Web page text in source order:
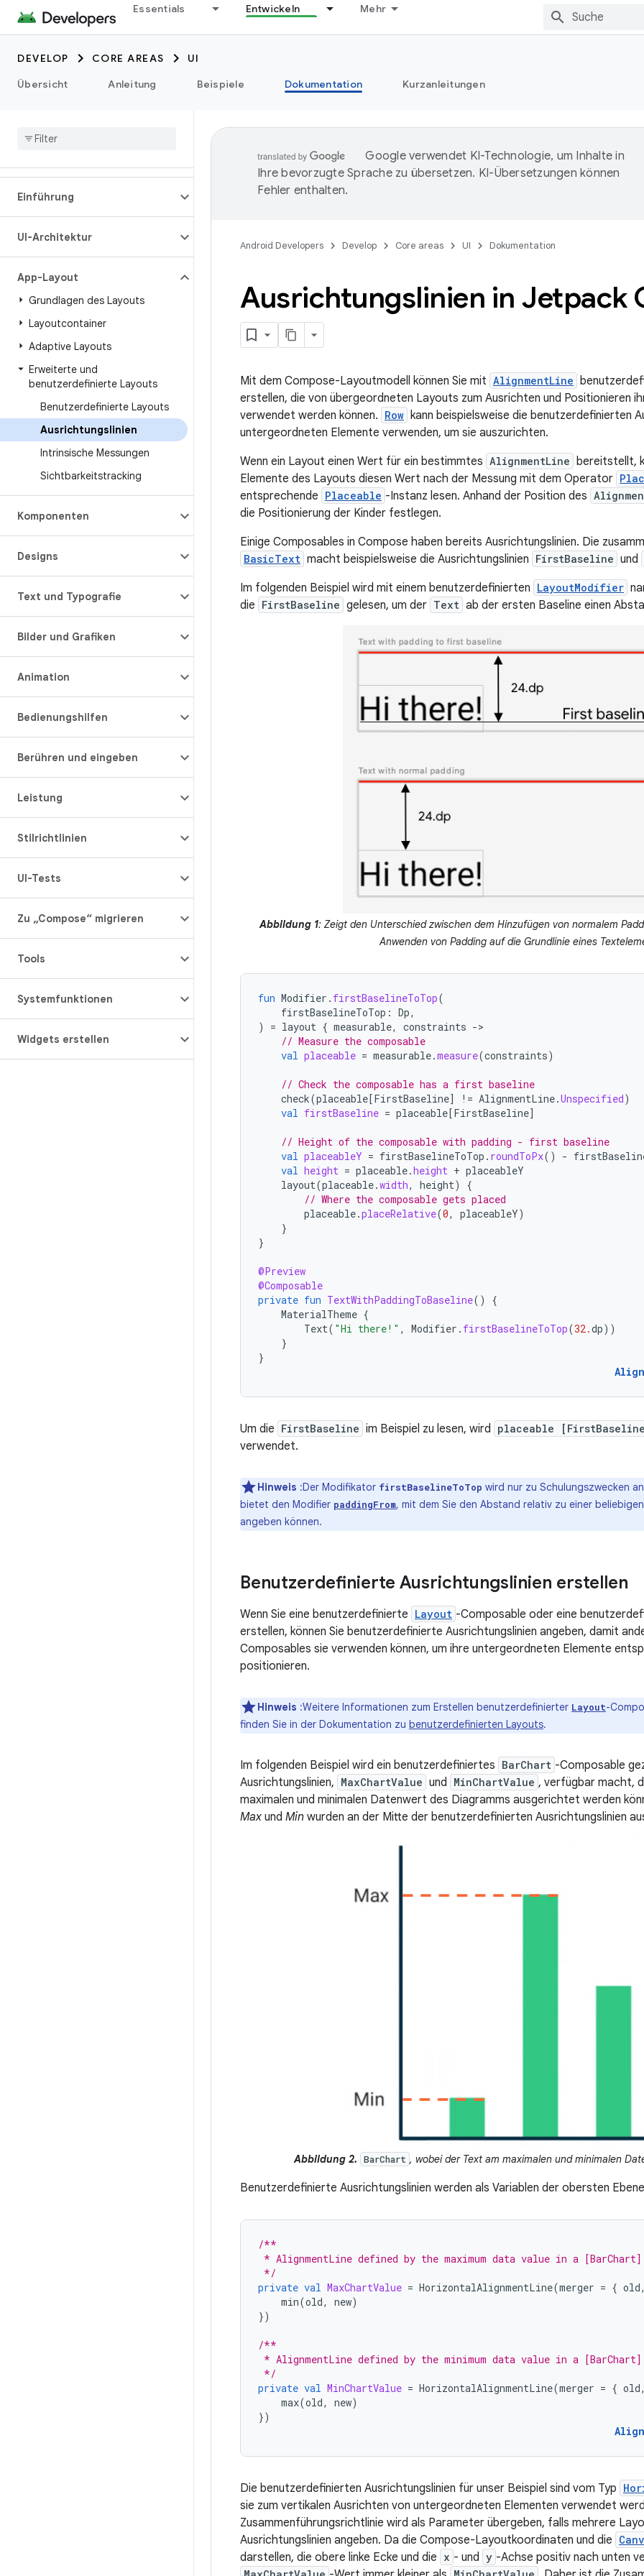
Essentials Entwickeln Mehr
DEVELOP CORE AREAS
UI
Übersicht
Anleitung Beispiele Dokumentation Kurzanleitungen
Einführung
UI-Architektur
App-Layout
Grundlagen des Layouts
Layoutcontainer
Adaptive Layouts
Erweiterte und
benutzerdefinierte Layouts
Benutzerdefinierte Layouts
Ausrichtungslinien
Intrinsische Messungen
Sichtbarkeitstracking
Komponenten
Designs
Text und Typografie
Bilder und Grafiken
Animation
Bedienungshilfen
Berühren und eingeben
Leistung
Stilrichtlinien
UI-Tests
Zu „Compose“ migrieren
Tools
Systemfunktionen
Widgets erstellen
Google verwendet KI-Technologie, um Inhalte in
Ihre bevorzugte Sprache zu übersetzen. KI-Übersetzungen können
Fehler enthalten.
Android Developers Develop Core areas UI Dokumentation
Ausrichtungslinien in Jetpack
Mit dem Compose-Layoutmodell können Sie mit AlignmentLine
erstellen, die von übergeordneten Layouts zum Ausrichten und Positionieren
verwendet werden können. Row kann beispielsweise die benutzerdefinierten
untergeordneten Elemente verwenden, um sie auszurichten.
Wenn ein Layout einen Wert für ein bestimmtes AlignmentLine bereitstellt,
Elemente des Layouts diesen Wert nach der Messung mit dem Operator
entsprechende Placeable -Instanz lesen. Anhand der Position des
die Positionierung der Kinder festlegen.
Einige Composables in Compose haben bereits Ausrichtungslinien. Die
BasicText macht beispielsweise die Ausrichtungslinien FirstBaseline und
Im folgenden Beispiel wird mit einem benutzerdefinierten LayoutModifier
die FirstBaseline gelesen, um der Text ab der ersten Baseline einen
Abbildung 1: Zeigt den Unterschied zwischen dem Hinzufügen von normalem
Anwenden von Padding auf die Grundlinie eines
fun Modifier . firstBaselineToTop(
firstBaselineToTop : Dp,
)
= layout { measurable, constraints -
// Measure the composable
val placeable = measurable.measure(constraints)
// Check the composable has a first baseline
check(placeable[FirstBaseline] != AlignmentLine.Unspecified)
val firstBaseline = placeable[FirstBaseline]
// Height of the composable with padding - first baseline
val placeableY = firstBaselineToTop . roundToPx() -
val height = placeable.height + placeableY
layout(placeable.width, height)
{
// Where the composable gets placed
placeable.placeRelative(0, placeableY)
}
}
@Preview
@Composable
private fun TextWithPaddingToBaseline()
{
MaterialTheme {
Text( "Hi there!" , Modifier . firstBaselineToTop(32.dp))
}
}
Um die FirstBaseline im Beispiel zu lesen, wird placeable
verwendet.
Hinweis :Der Modifikator firstBaselineToTop wird nur zu Schulungszwecken
bietet den Modifier paddingFrom, mit dem Sie den Abstand relativ zu einer
angeben können.
Benutzerdefinierte Ausrichtungslinien erstellen
Wenn Sie eine benutzerdefinierte Layout -Composable oder eine
erstellen, können Sie benutzerdefinierte Ausrichtungslinien angeben, damit
Composables sie verwenden können, um ihre untergeordneten Elemente
positionieren.
Hinweis :Weitere Informationen zum Erstellen benutzerdefinierter Layout-
finden Sie in der Dokumentation zu benutzerdefinierten Layouts.
Im folgenden Beispiel wird ein benutzerdefiniertes BarChart -Composable
Ausrichtungslinien, MaxChartValue und MinChartValue , verfügbar macht,
maximalen und minimalen Datenwert des Diagramms ausgerichtet werden
Max und Min wurden an der Mitte der benutzerdefinierten Ausrichtungslinien
Abbildung 2. BarChart , wobei der Text am maximalen und minimalen
Benutzerdefinierte Ausrichtungslinien werden als Variablen der obersten
/**
* AlignmentLine defined by the maximum data value in a [BarChart]
*/
private val MaxChartValue = HorizontalAlignmentLine(merger = { old
min(old, new)
})
/**
* AlignmentLine defined by the minimum data value in a [BarChart]
*/
private val MinChartValue = HorizontalAlignmentLine(merger = { old
max(old, new)
})
Die benutzerdefinierten Ausrichtungslinien für unser Beispiel sind vom Typ
sie zum vertikalen Ausrichten von untergeordneten Elementen verwendet
Zusammenführungsrichtlinie wird als Parameter übergeben, falls mehrere
Ausrichtungslinien angeben. Da die Compose-Layoutkoordinaten und die
darstellen, die obere linke Ecke und die x - und y -Achse positiv nach unten